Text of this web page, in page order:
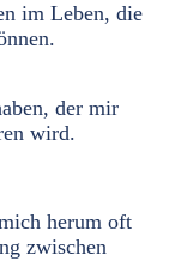
im Leben, die
der mir
wird.
herum oft
zwischen